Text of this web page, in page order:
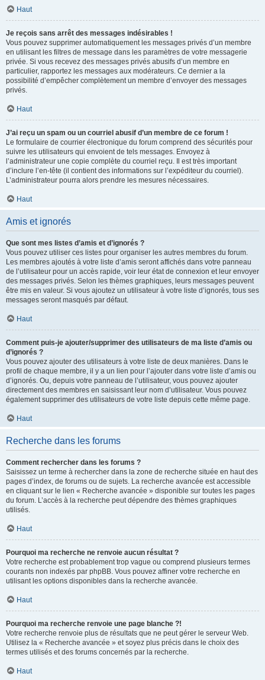
Haut
Je reçois sans arrêt des messages indésirables !
Vous pouvez supprimer automatiquement les messages privés d’un membre
en utilisant les filtres de message dans les paramètres de votre messagerie
privée. Si vous recevez des messages privés abusifs d’un membre en
particulier, rapportez les messages aux modérateurs. Ce dernier a la
possibilité d’empêcher complètement un membre d’envoyer des messages
privés.
Haut
J’ai reçu un spam ou un courriel abusif d’un membre de ce forum !
Le formulaire de courrier électronique du forum comprend des sécurités pour
suivre les utilisateurs qui envoient de tels messages. Envoyez à
l’administrateur une copie complète du courriel reçu. Il est très important
d’inclure l’en-tête (il contient des informations sur l’expéditeur du courriel).
L’administrateur pourra alors prendre les mesures nécessaires.
Haut
Amis et ignorés
Que sont mes listes d’amis et d’ignorés ?
Vous pouvez utiliser ces listes pour organiser les autres membres du forum.
Les membres ajoutés à votre liste d’amis seront affichés dans votre panneau
de l’utilisateur pour un accès rapide, voir leur état de connexion et leur envoyer
des messages privés. Selon les thèmes graphiques, leurs messages peuvent
être mis en valeur. Si vous ajoutez un utilisateur à votre liste d’ignorés, tous ses
messages seront masqués par défaut.
Haut
Comment puis-je ajouter/supprimer des utilisateurs de ma liste d’amis ou
d’ignorés ?
Vous pouvez ajouter des utilisateurs à votre liste de deux manières. Dans le
profil de chaque membre, il y a un lien pour l’ajouter dans votre liste d’amis ou
d’ignorés. Ou, depuis votre panneau de l’utilisateur, vous pouvez ajouter
directement des membres en saisissant leur nom d’utilisateur. Vous pouvez
également supprimer des utilisateurs de votre liste depuis cette même page.
Haut
Recherche dans les forums
Comment rechercher dans les forums ?
Saisissez un terme à rechercher dans la zone de recherche située en haut des
pages d’index, de forums ou de sujets. La recherche avancée est accessible
en cliquant sur le lien « Recherche avancée » disponible sur toutes les pages
du forum. L’accès à la recherche peut dépendre des thèmes graphiques
utilisés.
Haut
Pourquoi ma recherche ne renvoie aucun résultat ?
Votre recherche est probablement trop vague ou comprend plusieurs termes
courants non indexés par phpBB. Vous pouvez affiner votre recherche en
utilisant les options disponibles dans la recherche avancée.
Haut
Pourquoi ma recherche renvoie une page blanche ?!
Votre recherche renvoie plus de résultats que ne peut gérer le serveur Web.
Utilisez la « Recherche avancée » et soyez plus précis dans le choix des
termes utilisés et des forums concernés par la recherche.
Haut